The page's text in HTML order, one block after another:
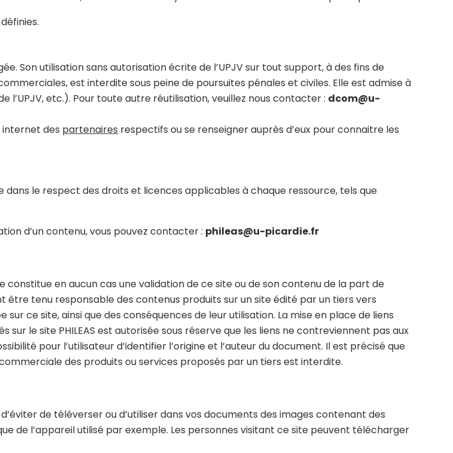
Son utilisation sans autorisation écrite de l’UPJV sur tout support, à des fins de
est interdite sous peine de poursuites pénales et civiles. Elle est admise à
etc.). Pour toute autre réutilisation, veuillez nous contacter : dcom@u-
internet des partenaires respectifs ou se renseigner auprès d’eux pour connaitre les
dans le respect des droits et licences applicables à chaque ressource, tels que
d’un contenu, vous pouvez contacter : phileas@u-picardie.fr
constitue en aucun cas une validation de ce site ou de son contenu de la part de
être tenu responsable des contenus produits sur un site édité par un tiers vers
ce site, ainsi que des conséquences de leur utilisation. La mise en place de liens
le site PHILEAS est autorisée sous réserve que les liens ne contreviennent pas aux
pour l’utilisateur d’identifier l’origine et l’auteur du document. Il est précisé que
des produits ou services proposés par un tiers est interdite.
de téléverser ou d’utiliser dans vos documents des images contenant des
de l’appareil utilisé par exemple. Les personnes visitant ce site peuvent télécharger